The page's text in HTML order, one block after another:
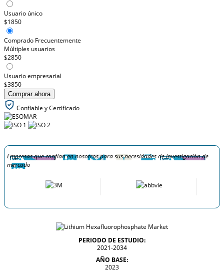
Usuario único
$1850
Comprado Frecuentemente
Múltiples usuarios
$2850
Usuario empresarial
$3850
Comprar ahora
Confiable y Certificado
Empresas que confían en nosotros para sus necesidades de investigación de
mercado
PERIODO DE ESTUDIO:
2021-2034
AÑO BASE:
2023